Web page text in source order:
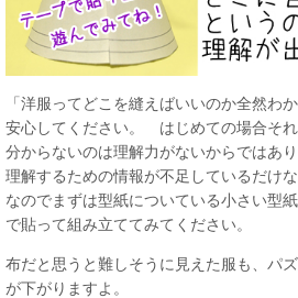
「洋服ってどこを縫えばいいのか全然わか
安心してください。 はじめての場合それ
分からないのは理解力がないからではあり
理解するための情報が不足しているだけな
なのでまずは型紙についている小さい型
で貼って組み立ててみてください。
布だと思うと難しそうに見えた服も、パ
が下がりますよ。